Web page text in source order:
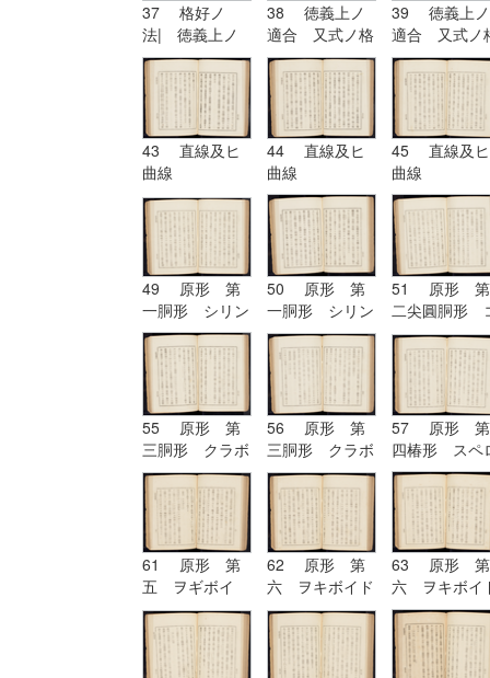
37 格好ノ
法| 徳義上ノ
適合 又式ノ格
好
38 徳義上ノ
適合 又式ノ格
好
39 徳義上ノ
適合 又式ノ
好| 形
43 直線及ヒ
曲線
44 直線及ヒ
曲線
45 直線及ヒ
曲線
49 原形 第
一胴形 シリン
ドル
50 原形 第
一胴形 シリン
ドル
51 原形 第
二尖圓胴形
ノイド
55 原形 第
三胴形 クラボ
イド
56 原形 第
三胴形 クラボ
イド| 原形
第四椿形 スペ
ロイド
57 原形 第
四椿形 スペ
イド
61 原形 第
五 ヲギボイ
ド| 原形 第
六 ヲキボイド
62 原形 第
六 ヲキボイド
63 原形 第
六 ヲキボイ